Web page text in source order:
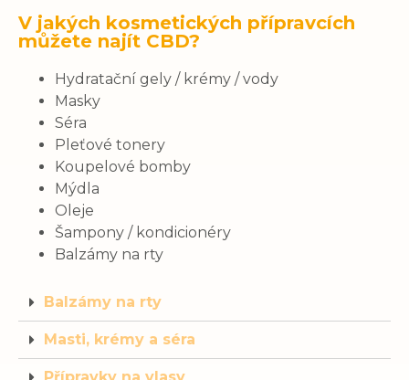
V jakých kosmetických přípravcích
můžete najít CBD?
Hydratační gely / krémy / vody
Masky
Séra
Pleťové tonery
Koupelové bomby
Mýdla
Oleje
Šampony / kondicionéry
Balzámy na rty
Balzámy na rty
Masti, krémy a séra